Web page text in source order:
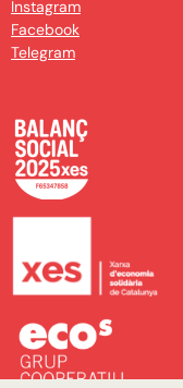
Instagram
Facebook
Telegram